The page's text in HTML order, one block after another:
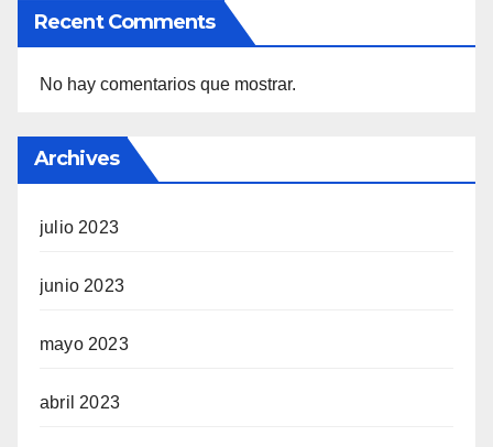
Recent Comments
No hay comentarios que mostrar.
Archives
julio 2023
junio 2023
mayo 2023
abril 2023